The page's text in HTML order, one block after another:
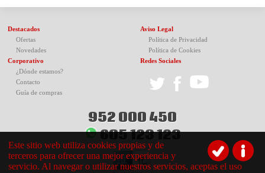
Destacados
Ofertas
Novedades
Corporativo
¿Dónde estamos?
Contacto
Guía de compras
Aviso Legal
Política de Privacidad
Política de Cookies
Redes Sociales
952 000 450
605 123 123
Este sitio web utiliza cookies propias y de
terceros para ofrecer una mejor experiencia y
servicio. Al navegar o utilizar nuestros servicios, aceptas el uso